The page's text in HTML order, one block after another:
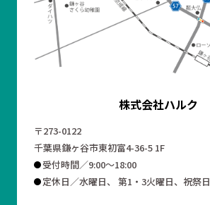
株式会社ハルク
〒273-0122
千葉県鎌ヶ谷市東初富4-36-5 1F
受付時間／9:00～18:00
定休日／水曜日、 第1・3火曜日、祝祭日